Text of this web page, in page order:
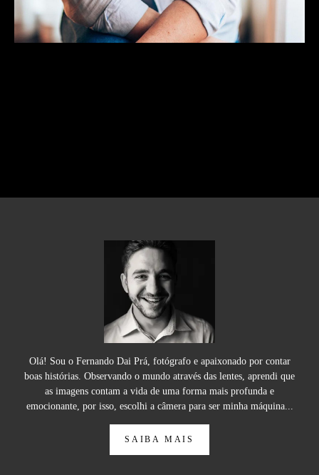
Olá! Sou o Fernando Dai Prá, fotógrafo e apaixonado por contar
boas histórias. Observando o mundo através das lentes, aprendi que
as imagens contam a vida de uma forma mais profunda e
emocionante, por isso, escolhi a câmera para ser minha máquina...
SAIBA MAIS